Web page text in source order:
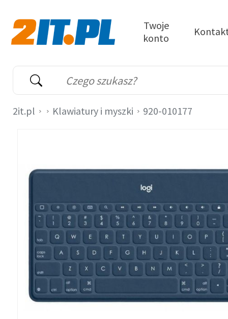
Wyszukiwarka
Słowo kluczowe
Twoje
konto
2it.pl Klawiatury i myszki 920-010177